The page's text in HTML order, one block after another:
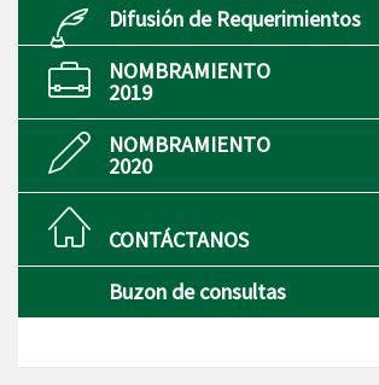
Difusión de Requerimientos
NOMBRAMIENTO
2019
NOMBRAMIENTO
2020
CONTÁCTANOS
Buzon de consultas